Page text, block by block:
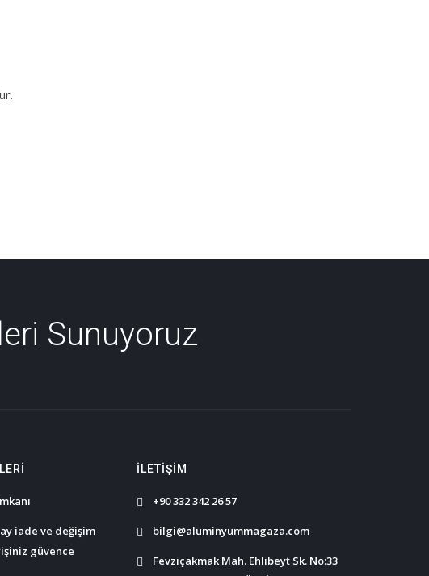
Sunuyoruz
iade ve değişim
güvence
İLETIŞIM
+90 332 342 26 57
bilgi@aluminyummagaza.com
Fevziçakmak Mah. Ehlibeyt Sk. No:33